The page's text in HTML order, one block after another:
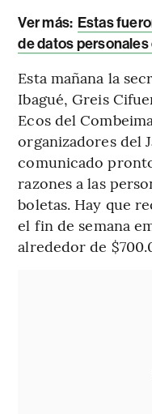
Ver más: Estas
de datos personales
Esta mañana la
Ibagué, Greis
Ecos del
organizadores del
comunicado
razones a las
boletas. Hay que
el fin de semana
alrededor de